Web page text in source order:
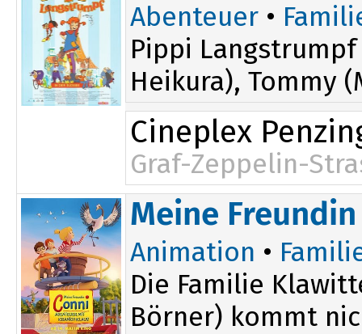
Abenteuer •
Pippi
Heikura), Tommy
Cineplex
Graf-Zeppelin-
Meine
Animation •
Die Familie
Börner) kommt